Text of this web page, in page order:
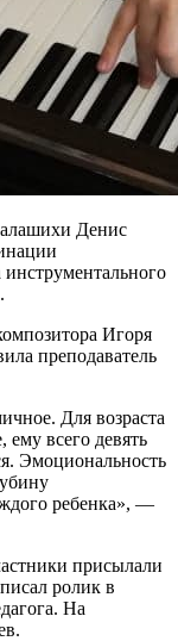
Денис
Игоря
преподаватель
Для возраста
всего девять
Эмоциональность
ребенка», —
присылали
ролик в
На